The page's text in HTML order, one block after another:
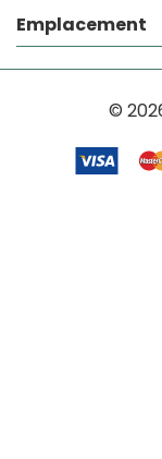
Emplacement
©